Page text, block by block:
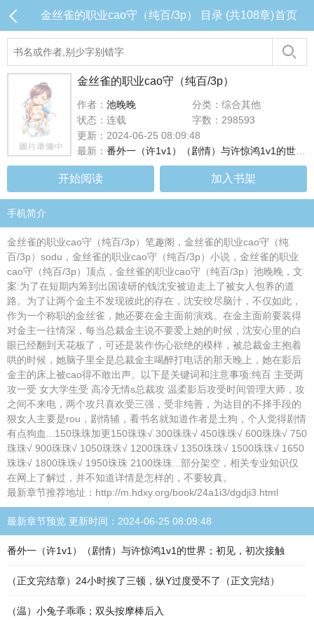
金丝雀的职业cao守（纯百/3p） 目录 (共108章)首页
金丝雀的职业cao守（纯百/3p）
作者： 池晚晚
分类：综合其他
状态：连载
字数：298593
更新：2024-06-25 08:09:48
最新： 番外一（许1v1）（剧情）与许惊鸿1v1的世界；初见，初次接触
开始阅读 加入书架
手机简介
金丝雀的职业cao守（纯百/3p）笔趣阁，金丝雀的职业cao守（纯
百/3p）sodu，金丝雀的职业cao守（纯百/3p）小说，金丝雀的职业
cao守（纯百/3p）顶点，金丝雀的职业cao守（纯百/3p）池晚晚，文
案:为了在短期内筹到出国读研的钱沈安被迫走上了被女人包养的道
路。为了让两个金主不发现彼此的存在，沈安绞尽脑汁，不仅如此，
作为一个称职的金丝雀，她还要在金主面前演戏。在金主面前要装得
对金主一往情深，每当总裁金主说不要爱上她的时候，沈安心里的白
眼已经翻到天花板了，可还是装作伤心欲绝的模样，被总裁金主抱着
哄的时候，她脑子里全是总裁金主喝醉打电话的那天晚上，她在影后
金主的床上被cao得不敢出声。以下是关键词和注意事项:纯百 主受两
攻一受 女大学生受 高冷无情s总裁攻 温柔影后攻受时间管理大师，攻
之间不来电，两个攻只喜欢受三强，受非纯善，为达目的不择手段的
狠女人主要是rou，剧情辅，看书名就知道作者是土狗，个人觉得剧情
有点狗血...150珠珠加更150珠珠√ 300珠珠√ 450珠珠√ 600珠珠√ 750
珠珠√ 900珠珠√ 1050珠珠√ 1200珠珠√ 1350珠珠√ 1500珠珠√ 1650
珠珠√ 1800珠珠√ 1950珠珠 2100珠珠...部分架空，相关专业知识仅
在网上了解过，并不知道详情是怎样的，不要较真。
最新章节推荐地址：http://m.hdxy.org/book/24a1i3/dgdji3.html
最新章节预览 更新时间：2024-06-25 08:09:48
番外一（许1v1）（剧情）与许惊鸿1v1的世界；初见，初次接触
（正文完结章）24小时挨了三顿，纵Y过度受不了（正文完结）
（温）小兔子乖乖；双头按摩棒后入